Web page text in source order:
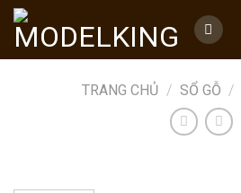
Skip
content
TRANG CHỦ / SỔ GỖ /